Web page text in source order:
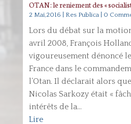
OTAN : le reniement des «
2 Mai,2016 Res Publica| 0
Lors du débat sur la
avril 2008, François
vigoureusement dénoncé
France dans le
l’Otan. Il déclarait alors
Nicolas Sarkozy était «
intérêts de la...
Lire